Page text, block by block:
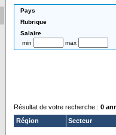
Pays
Rubrique
Salaire
min
max
Résultat de votre recherche : 0
Région
Secteur